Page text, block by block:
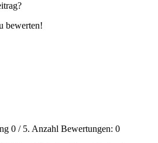
bewerten!
0 / 5. Anzahl Bewertungen: 0